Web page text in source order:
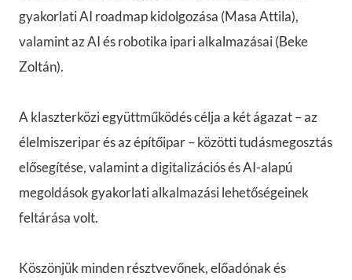
gyakorlati AI roadmap kidolgozása (Masa Attila),
valamint az AI és robotika ipari alkalmazásai (Beke
Zoltán).
A klaszterközi együttműködés célja a két ágazat – az
élelmiszeripar és az építőipar – közötti tudásmegosztás
elősegítése, valamint a digitalizációs és AI-alapú
megoldások gyakorlati alkalmazási lehetőségeinek
feltárása volt.
Köszönjük minden résztvevőnek, előadónak és